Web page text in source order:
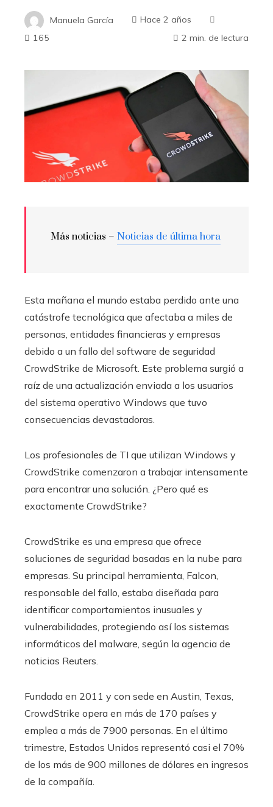
Manuela García
Hace 2 años
165
2 min. de lectura
Más noticias – Noticias de última hora
Esta mañana el mundo estaba perdido ante una
catástrofe tecnológica que afectaba a miles de
personas, entidades financieras y empresas
debido a un fallo del software de seguridad
CrowdStrike de Microsoft. Este problema surgió a
raíz de una actualización enviada a los usuarios
del sistema operativo Windows que tuvo
consecuencias devastadoras.
Los profesionales de TI que utilizan Windows y
CrowdStrike comenzaron a trabajar intensamente
para encontrar una solución. ¿Pero qué es
exactamente CrowdStrike?
CrowdStrike es una empresa que ofrece
soluciones de seguridad basadas en la nube para
empresas. Su principal herramienta, Falcon,
responsable del fallo, estaba diseñada para
identificar comportamientos inusuales y
vulnerabilidades, protegiendo así los sistemas
informáticos del malware, según la agencia de
noticias Reuters.
Fundada en 2011 y con sede en Austin, Texas,
CrowdStrike opera en más de 170 países y
emplea a más de 7900 personas. En el último
trimestre, Estados Unidos representó casi el 70%
de los más de 900 millones de dólares en ingresos
de la compañía.